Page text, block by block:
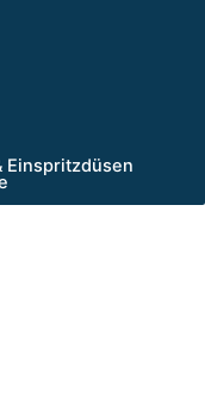
Einspritzdüsen